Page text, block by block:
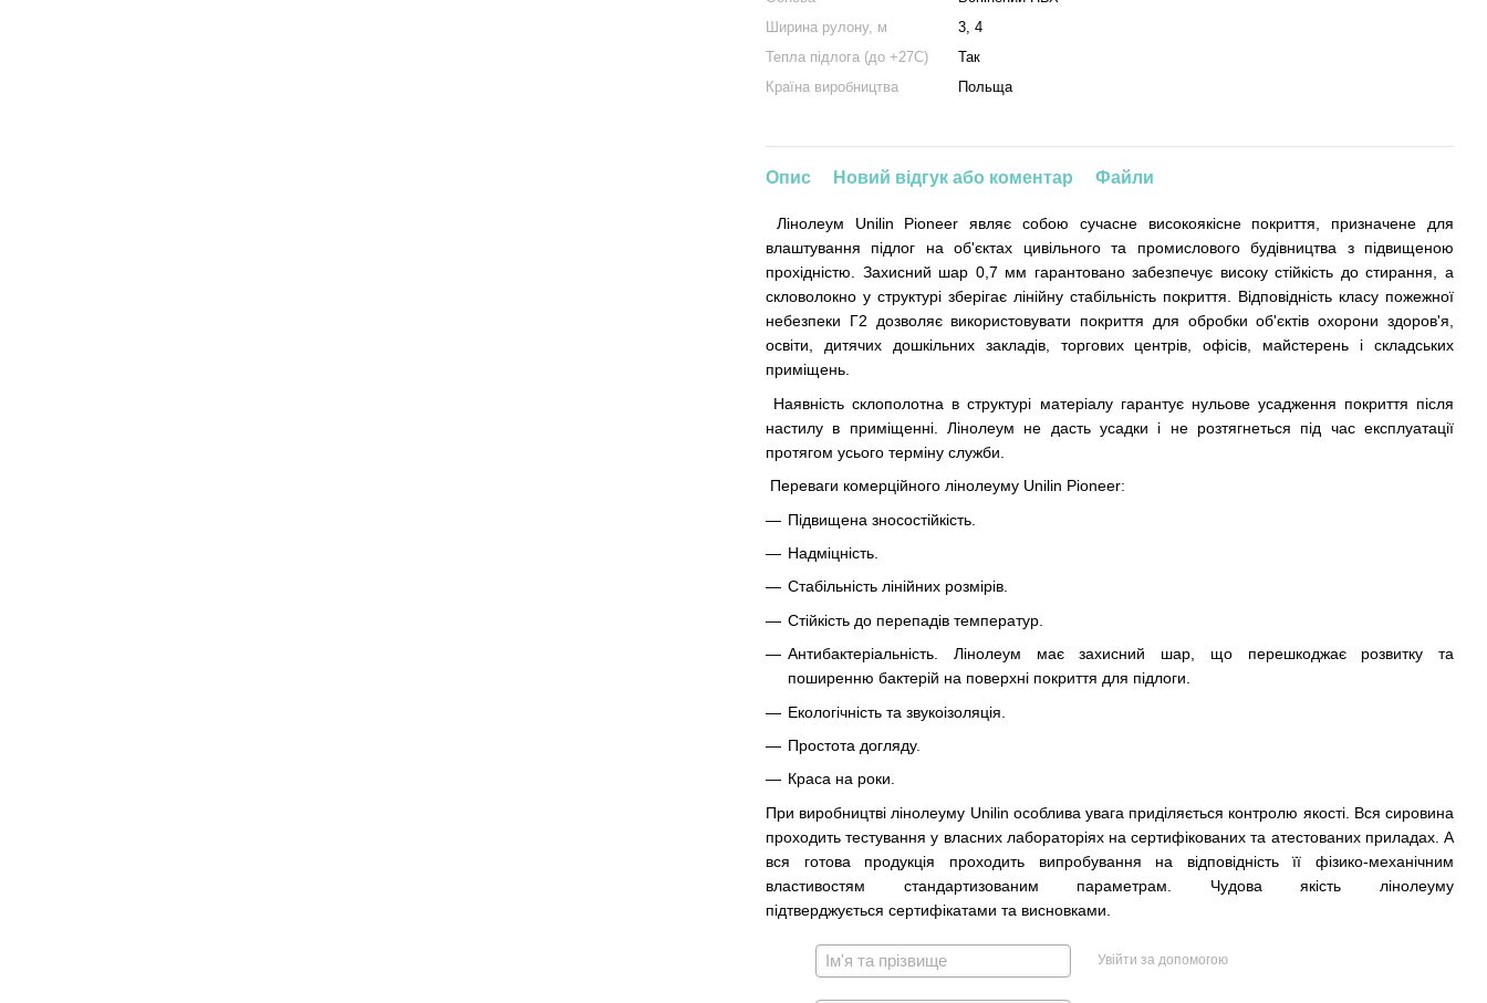
Ширина рулону, м
3, 4
Тепла підлога (до +27С)
Так
Країна виробництва
Польща
Опис Новий відгук або коментар Файли
Лінолеум Unilin Pioneer являє собою сучасне високоякісне покриття, призначене для
влаштування підлог на об'єктах цивільного та промислового будівництва з підвищеною
прохідністю. Захисний шар 0,7 мм гарантовано забезпечує високу стійкість до стирання, а
скловолокно у структурі зберігає лінійну стабільність покриття. Відповідність класу пожежної
небезпеки Г2 дозволяє використовувати покриття для обробки об'єктів охорони здоров'я,
освіти, дитячих дошкільних закладів, торгових центрів, офісів, майстерень і складських
приміщень.
Наявність склополотна в структурі матеріалу гарантує нульове усадження покриття після
настилу в приміщенні. Лінолеум не дасть усадки і не розтягнеться під час експлуатації
протягом усього терміну служби.
Переваги комерційного лінолеуму Unilin Pioneer:
Підвищена зносостійкість.
Надміцність.
Стабільність лінійних розмірів.
Стійкість до перепадів температур.
Антибактеріальність. Лінолеум має захисний шар, що перешкоджає розвитку та
поширенню бактерій на поверхні покриття для підлоги.
Екологічність та звукоізоляція.
Простота догляду.
Краса на роки.
При виробництві лінолеуму Unilin особлива увага приділяється контролю якості. Вся сировина
проходить тестування у власних лабораторіях на сертифікованих та атестованих приладах. А
вся готова продукція проходить випробування на відповідність її фізико-механічним
властивостям стандартизованим параметрам. Чудова якість лінолеуму
підтверджується сертифікатами та висновками.
Увійти за допомогою